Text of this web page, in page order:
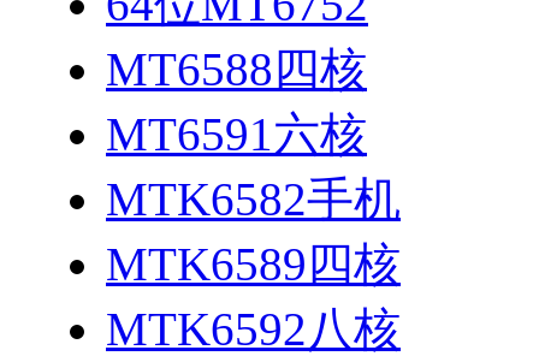
MT6588四核
MT6591六核
MTK6582手机
MTK6589四核
MTK6592八核